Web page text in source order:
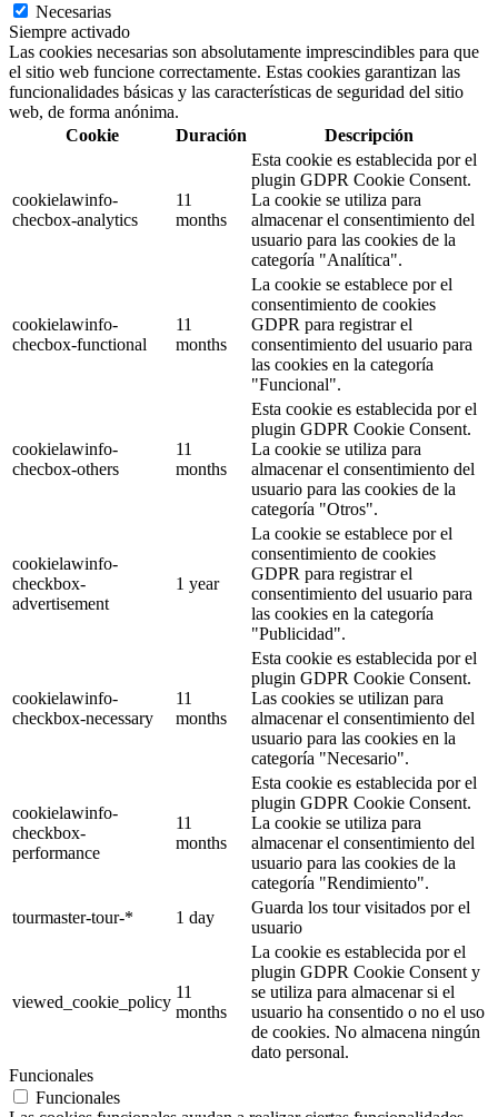
Necesarias
Siempre activado
Las cookies necesarias son absolutamente imprescindibles para que
el sitio web funcione correctamente. Estas cookies garantizan las
funcionalidades básicas y las características de seguridad del sitio
web, de forma anónima.
Cookie
Duración Descripción
cookielawinfo-
checbox-analytics
11
months
Esta cookie es establecida por el
plugin GDPR Cookie Consent.
La cookie se utiliza para
almacenar el consentimiento del
usuario para las cookies de la
categoría "Analítica".
cookielawinfo-
checbox-functional
11
months
La cookie se establece por el
consentimiento de cookies
GDPR para registrar el
consentimiento del usuario para
las cookies en la categoría
"Funcional".
cookielawinfo-
checbox-others
11
months
Esta cookie es establecida por el
plugin GDPR Cookie Consent.
La cookie se utiliza para
almacenar el consentimiento del
usuario para las cookies de la
categoría "Otros".
cookielawinfo-
checkbox-
advertisement
1 year
La cookie se establece por el
consentimiento de cookies
GDPR para registrar el
consentimiento del usuario para
las cookies en la categoría
"Publicidad".
cookielawinfo-
checkbox-necessary
11
months
Esta cookie es establecida por el
plugin GDPR Cookie Consent.
Las cookies se utilizan para
almacenar el consentimiento del
usuario para las cookies en la
categoría "Necesario".
cookielawinfo-
checkbox-
performance
11
months
Esta cookie es establecida por el
plugin GDPR Cookie Consent.
La cookie se utiliza para
almacenar el consentimiento del
usuario para las cookies de la
categoría "Rendimiento".
tourmaster-tour-*
1 day
Guarda los tour visitados por el
usuario
viewed_cookie_policy
11
months
La cookie es establecida por el
plugin GDPR Cookie Consent y
se utiliza para almacenar si el
usuario ha consentido o no el uso
de cookies. No almacena ningún
dato personal.
Funcionales
Funcionales